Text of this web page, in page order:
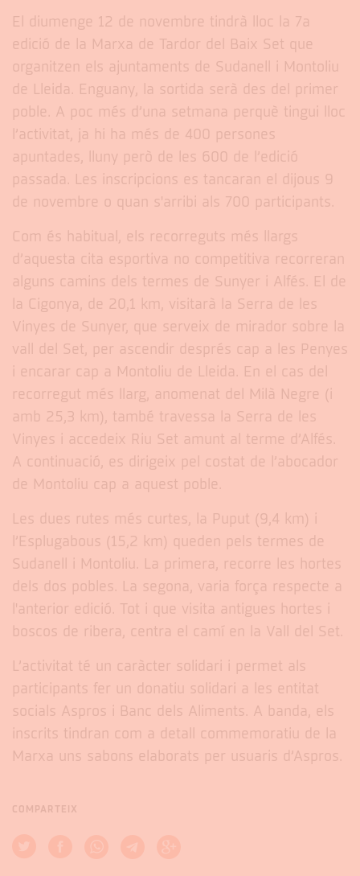
El diumenge 12 de novembre tindrà lloc la 7a
edició de la Marxa de Tardor del Baix Set que
organitzen els ajuntaments de Sudanell i Montoliu
de Lleida. Enguany, la sortida serà des del primer
poble. A poc més d’una setmana perquè tingui lloc
l’activitat, ja hi ha més de 400 persones
apuntades, lluny però de les 600 de l’edició
passada. Les inscripcions es tancaran el dijous 9
de novembre o quan s'arribi als 700 participants.
Com és habitual, els recorreguts més llargs
d’aquesta cita esportiva no competitiva recorreran
alguns camins dels termes de Sunyer i Alfés. El de
la Cigonya, de 20,1 km, visitarà la Serra de les
Vinyes de Sunyer, que serveix de mirador sobre la
vall del Set, per ascendir després cap a les Penyes
i encarar cap a Montoliu de Lleida. En el cas del
recorregut més llarg, anomenat del Milà Negre (i
amb 25,3 km), també travessa la Serra de les
Vinyes i accedeix Riu Set amunt al terme d’Alfés.
A continuació, es dirigeix pel costat de l’abocador
de Montoliu cap a aquest poble.
Les dues rutes més curtes, la Puput (9,4 km) i
l’Esplugabous (15,2 km) queden pels termes de
Sudanell i Montoliu. La primera, recorre les hortes
dels dos pobles. La segona, varia força respecte a
l'anterior edició. Tot i que visita antigues hortes i
boscos de ribera, centra el camí en la Vall del Set.
L’activitat té un caràcter solidari i permet als
participants fer un donatiu solidari a les entitat
socials Aspros i Banc dels Aliments. A banda, els
inscrits tindran com a detall commemoratiu de la
Marxa uns sabons elaborats per usuaris d’Aspros.
COMPARTEIX